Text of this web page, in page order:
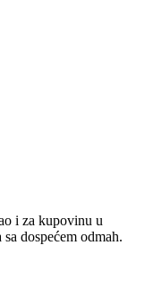
i za kupovinu u
dospećem odmah.